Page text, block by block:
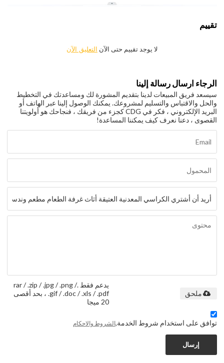
تقييم
لا يوجد تقييم حتى الآن التعليق الآن
الرجاء ارسال رسالة إلينا
سيسعد فريق المبيعات لدينا بتقديم المشورة لك ومساعدتك في التخطيط
والحل والاقتباس والتسليم لمشروعك. يمكنك الوصول إلينا عبر الهاتف أو
البريد الإلكتروني ، فكر في CDG كجزء من فريقك ، فنجاحك هو أولويتنا
القصوى ، دعنا نعرف كيف يمكننا المساعدة!
يدعم فقط .rar / .zip / .jpg / .png /
.gif / .doc / .xls / .pdf ، بحد أقصى
20 ميجا
ملحق
توافق على استخدام شروط الخدمة,الشروط والاحكام
إرسال